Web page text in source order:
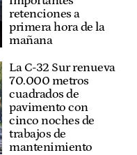
retenciones a
primera hora de la
mañana
La C-32 Sur renueva
70.000 metros
cuadrados de
pavimento con
cinco noches de
trabajos de
mantenimiento